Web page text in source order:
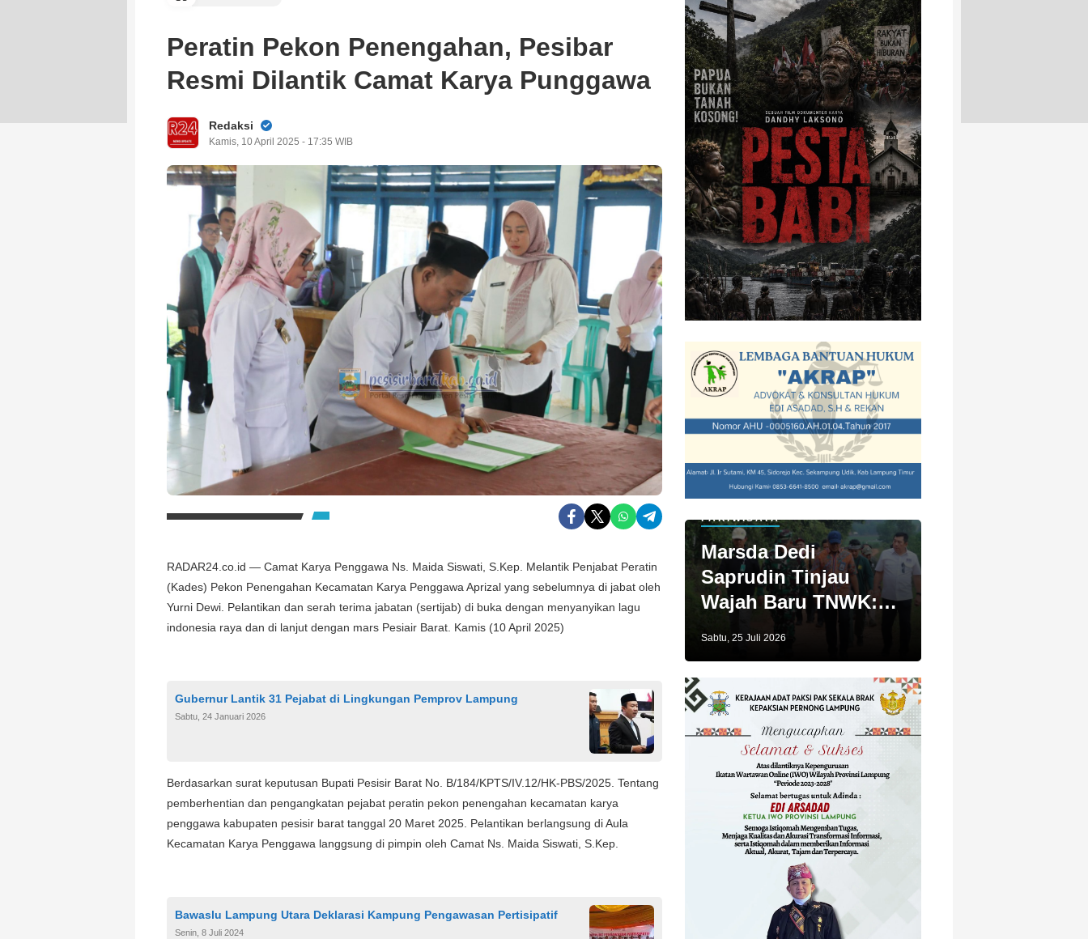
Peratin Pekon Penengahan, Pesibar
Resmi Dilantik Camat Karya Punggawa
Redaksi
Kamis, 10 April 2025 - 17:35 WIB
RADAR24.co.id — Camat Karya Penggawa Ns. Maida Siswati, S.Kep. Melantik Penjabat Peratin
(Kades) Pekon Penengahan Kecamatan Karya Penggawa Aprizal yang sebelumnya di jabat oleh
Yurni Dewi. Pelantikan dan serah terima jabatan (sertijab) di buka dengan menyanyikan lagu
indonesia raya dan di lanjut dengan mars Pesiair Barat. Kamis (10 April 2025)
Gubernur Lantik 31 Pejabat di Lingkungan Pemprov Lampung
Sabtu, 24 Januari 2026
Berdasarkan surat keputusan Bupati Pesisir Barat No. B/184/KPTS/IV.12/HK-PBS/2025. Tentang
pemberhentian dan pengangkatan pejabat peratin pekon penengahan kecamatan karya
penggawa kabupaten pesisir barat tanggal 20 Maret 2025. Pelantikan berlangsung di Aula
Kecamatan Karya Penggawa langgsung di pimpin oleh Camat Ns. Maida Siswati, S.Kep.
Bawaslu Lampung Utara Deklarasi Kampung Pengawasan Pertisipatif
Senin, 8 Juli 2024
PARIWISATA
Marsda Dedi
Saprudin Tinjau
Wajah Baru TNWK:
Sabtu, 25 Juli 2026